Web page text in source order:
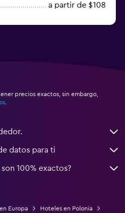
a partir de $108
precios exactos, sin embargo,
datos para ti
100% exactos?
Europa
Hoteles en Polonia